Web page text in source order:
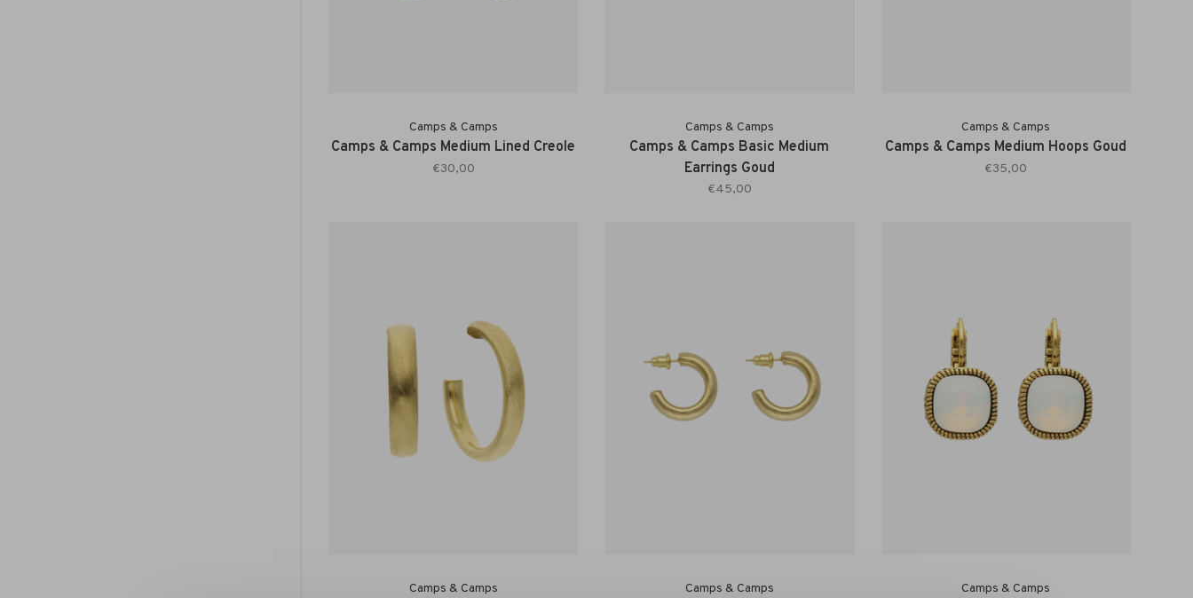
Camps & Camps
Camps & Camps Medium Lined Creole
€30,00
Camps & Camps
Camps & Camps Basic Medium
Earrings Goud
€45,00
Camps & Camps
Camps & Camps Medium Hoops Goud
€35,00
Camps & Camps Camps & Camps Camps & Camps